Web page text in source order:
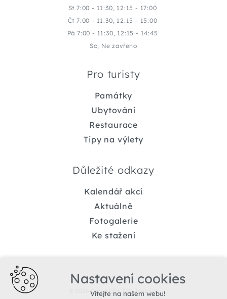
St 7:00 - 11:30, 12:15 - 17:00
Čt 7:00 - 11:30, 12:15 - 15:00
Pá 7:00 - 11:30, 12:15 - 14:45
So, Ne zavřeno
Pro turisty
Památky
Ubytování
Restaurace
Tipy na výlety
Důležité odkazy
Kalendář akcí
Aktuálně
Fotogalerie
Ke stažení
© 2026 Copyright TIC Jemnice
Nastavení cookies
Vítejte na našem webu!